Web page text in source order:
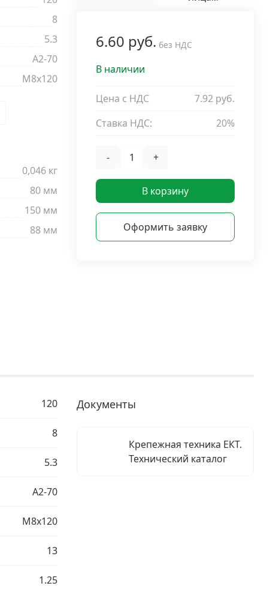
8
5.3
A2-70
М8х120
0,046 кг
80 мм
150 мм
88 мм
6.60 руб. без НДС
В наличии
Цена с НДС
7.92 руб.
Ставка НДС:
20%
- +
В корзину
Оформить заявку
120
8
5.3
A2-70
М8х120
13
1.25
Документы
Крепежная техника ЕКТ.
Технический каталог